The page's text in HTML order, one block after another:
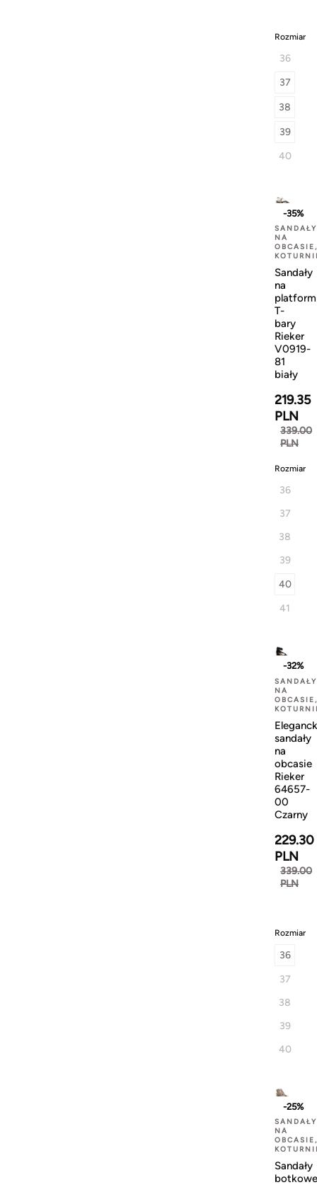
Rozmiar
36
37
38
39
40
-35%
SANDAŁY
NA
OBCASIE,
Sandały
na
T-
bary
Rieker
V0919-
81
biały
219.35
PLN
339.00
PLN
Rozmiar
36
37
38
39
40
41
-32%
SANDAŁY
NA
OBCASIE,
sandały
na
obcasie
Rieker
64657-
00
Czarny
229.30
PLN
339.00
PLN
Rozmiar
36
37
38
39
40
-25%
SANDAŁY
NA
OBCASIE,
Sandały
botkowe